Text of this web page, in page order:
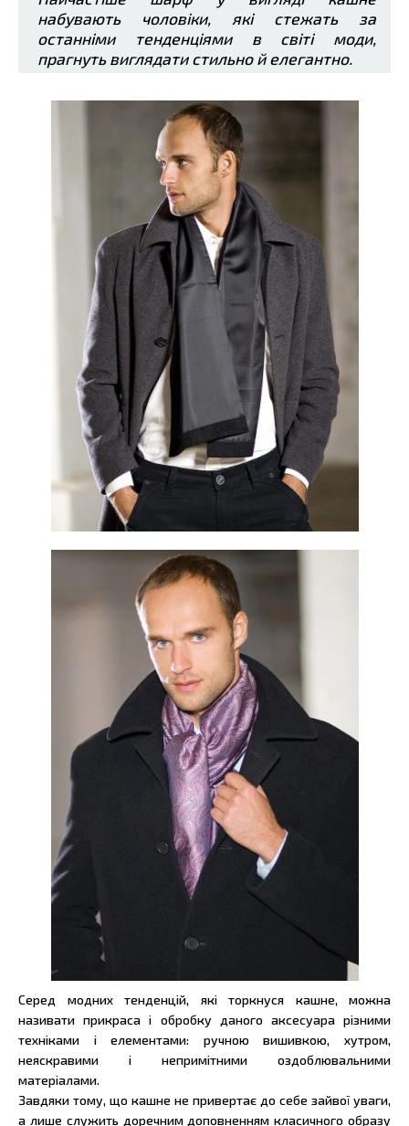
набувають чоловіки, які стежать за
останніми тенденціями в світі моди,
прагнуть виглядати стильно й елегантно.
Серед модних тенденцій, які торкнуся кашне, можна
називати прикраса і обробку даного аксесуара різними
техніками і елементами: ручною вишивкою, хутром,
неяскравими і непримітними оздоблювальними
матеріалами.
Завдяки тому, що кашне не привертає до себе зайвої уваги,
а лише служить доречним доповненням класичного образу